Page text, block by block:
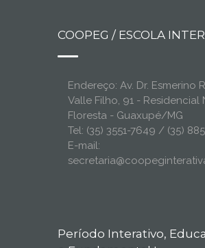
COOPEG / ESCOLA
Endereço: Av. Dr. Esmerino
Valle Filho, 91 - Residencial
Floresta - Guaxupé/MG
Tel: (35) 3551-7649 / (35)
E-mail:
Período Interativo,